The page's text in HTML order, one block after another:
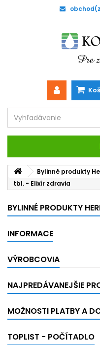
Bylinné produkty
tbl. - Elixír zdravia
BYLINNÉ PRODUKTY
INFORMACE
VÝROBCOVIA
NAJPREDÁVANEJŠIE
MOŽNOSTI PLATBY A
TOPLIST - POČÍTADLO